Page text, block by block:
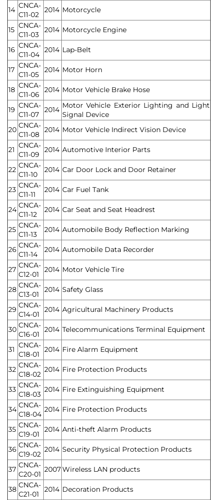
14 CNCA-
C11-02
2014 Motorcycle
15 CNCA-
C11-03
2014 Motorcycle Engine
16 CNCA-
C11-04
2014 Lap-Belt
17 CNCA-
C11-05
2014 Motor Horn
18 CNCA-
C11-06
2014 Motor Vehicle Brake Hose
19 CNCA-
C11-07
2014 Motor Vehicle Exterior Lighting and Light
Signal Device
20 CNCA-
C11-08
2014 Motor Vehicle Indirect Vision Device
21 CNCA-
C11-09
2014 Automotive Interior Parts
22 CNCA-
C11-10
2014 Car Door Lock and Door Retainer
23 CNCA-
C11-11
2014 Car Fuel Tank
24 CNCA-
C11-12
2014 Car Seat and Seat Headrest
25 CNCA-
C11-13
2014 Automobile Body Reflection Marking
26 CNCA-
C11-14
2014 Automobile Data Recorder
27 CNCA-
C12-01
2014 Motor Vehicle Tire
28 CNCA-
C13-01
2014 Safety Glass
29 CNCA-
C14-01
2014 Agricultural Machinery Products
30 CNCA-
C16-01
2014 Telecommunications Terminal Equipment
31 CNCA-
C18-01
2014 Fire Alarm Equipment
32 CNCA-
C18-02
2014 Fire Protection Products
33 CNCA-
C18-03
2014 Fire Extinguishing Equipment
34 CNCA-
C18-04
2014 Fire Protection Products
35 CNCA-
C19-01
2014 Anti-theft Alarm Products
36 CNCA-
C19-02
2014 Security Physical Protection Products
37 CNCA-
C20-01
2007Wireless LAN products
38 CNCA-
C21-01
2014 Decoration Products